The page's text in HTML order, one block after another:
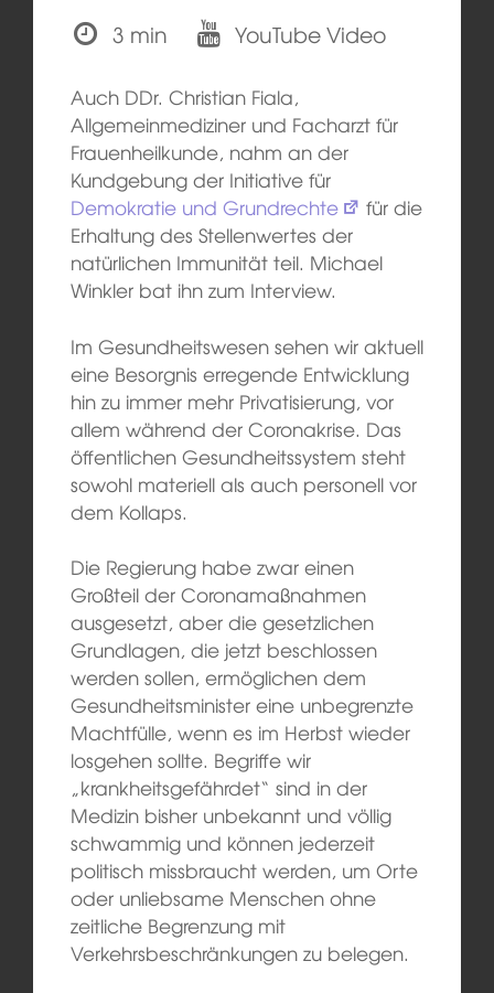
3 min
YouTube Video
Auch DDr. Christian Fiala,
Allgemeinmediziner und Facharzt für
Frauenheilkunde, nahm an der
Kundgebung der Initiative für
Demokratie und Grundrechte
für die
Erhaltung des Stellenwertes der
natürlichen Immunität teil. Michael
Winkler bat ihn zum Interview.
Im Gesundheitswesen sehen wir aktuell
eine Besorgnis erregende Entwicklung
hin zu immer mehr Privatisierung, vor
allem während der Coronakrise. Das
öffentlichen Gesundheitssystem steht
sowohl materiell als auch personell vor
dem Kollaps.
Die Regierung habe zwar einen
Großteil der Coronamaßnahmen
ausgesetzt, aber die gesetzlichen
Grundlagen, die jetzt beschlossen
werden sollen, ermöglichen dem
Gesundheitsminister eine unbegrenzte
Machtfülle, wenn es im Herbst wieder
losgehen sollte. Begriffe wir
„krankheitsgefährdet“ sind in der
Medizin bisher unbekannt und völlig
schwammig und können jederzeit
politisch missbraucht werden, um Orte
oder unliebsame Menschen ohne
zeitliche Begrenzung mit
Verkehrsbeschränkungen zu belegen.